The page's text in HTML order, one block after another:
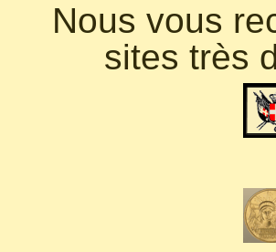
Nous vous
sites très